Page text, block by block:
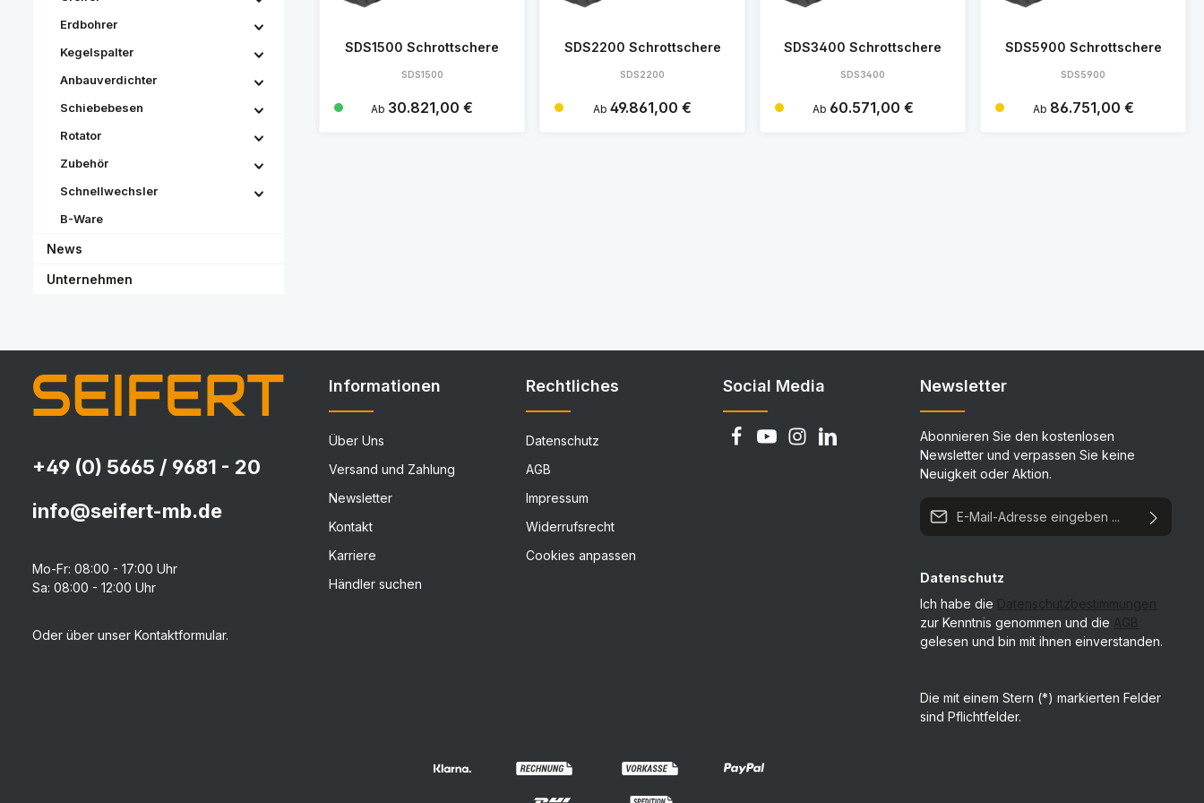
Erdbohrer
Kegelspalter
Anbauverdichter
Schiebebesen
Rotator
Zubehör
Schnellwechsler
B-Ware
News
Unternehmen
SDS1500 Schrottschere
SDS1500
Regulärer Preis:
Ab 30.821,00 €
SDS2200 Schrottschere
SDS2200
Regulärer Preis:
Ab 49.861,00 €
SDS3400 Schrottschere
SDS3400
Regulärer Preis:
Ab 60.571,00 €
SDS5900 Schrottschere
SDS5900
Regulärer Preis:
Ab 86.751,00 €
+49 (0) 5665 / 9681 - 20
info@seifert-mb.de
Mo-Fr: 08:00 - 17:00 Uhr
Sa: 08:00 - 12:00 Uhr
Oder über unser Kontaktformular.
Informationen
Über Uns
Versand und Zahlung
Newsletter
Kontakt
Karriere
Händler suchen
Rechtliches
Datenschutz
AGB
Impressum
Widerrufsrecht
Cookies anpassen
Social Media Newsletter
Abonnieren Sie den kostenlosen
Newsletter und verpassen Sie keine
Neuigkeit oder Aktion.
E-Mail-Adresse*
Datenschutz
Ich habe die Datenschutzbestimmungen
zur Kenntnis genommen und die AGB
gelesen und bin mit ihnen einverstanden.
Die mit einem Stern (*) markierten Felder
sind Pflichtfelder.